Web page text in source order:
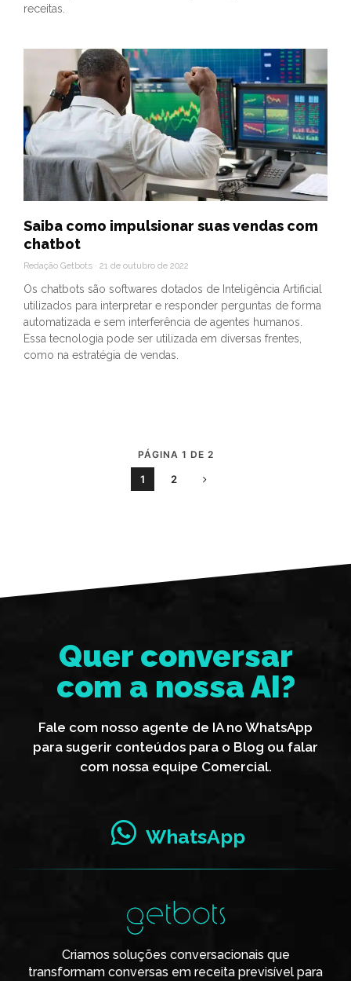
receitas.
Saiba como impulsionar suas vendas com
chatbot
Redação Getbots 21 de outubro de 2022
Os chatbots são softwares dotados de Inteligência Artificial
utilizados para interpretar e responder perguntas de forma
automatizada e sem interferência de agentes humanos.
Essa tecnologia pode ser utilizada em diversas frentes,
como na estratégia de vendas.
PÁGINA 1 DE 2
1 2
Quer conversar
com a nossa AI?
Fale com nosso agente de IA no WhatsApp
para sugerir conteúdos para o Blog ou falar
com nossa equipe Comercial.
WhatsApp
Criamos soluções conversacionais que
transformam conversas em receita previsível para